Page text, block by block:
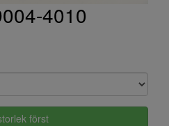
4010
först